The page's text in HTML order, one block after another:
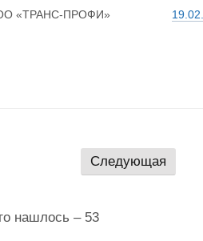
«ТРАНС-ПРОФИ»
Следующая
нашлось – 53